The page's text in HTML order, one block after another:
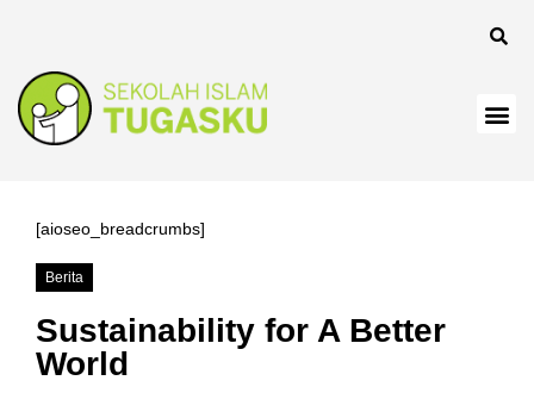
[aioseo_breadcrumbs]
Berita
Sustainability for A Better
World